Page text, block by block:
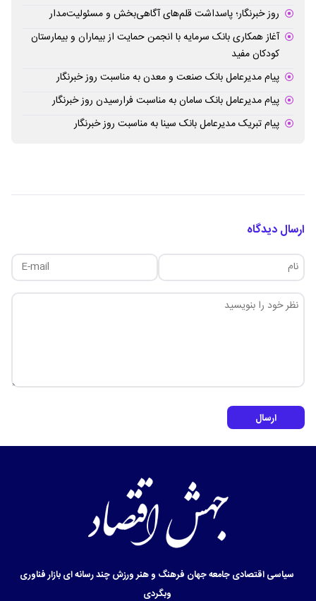
روز خبرنگار؛ پاسداشت قلم‌های آگاهی‌بخش و مسئولیت‌مدار
آغاز همکاری بانک سرمایه با انجمن حمایت از بیماران و بیمارستان
کودکان مفید
پیام مدیرعامل بانک صنعت و معدن به مناسبت روز خبرنگار
پیام مدیرعامل بانک سامان به مناسبت فرارسیدن روز خبرنگار
پیام تبریک مدیرعامل بانک سینا به مناسبت روز خبرنگار
ارسال دیدگاه
ارسال
سیاسیاقتصادیجامعهجهان فرهنگ و هنرورزشچند رسانه ایبازارفناوری
وبگردی